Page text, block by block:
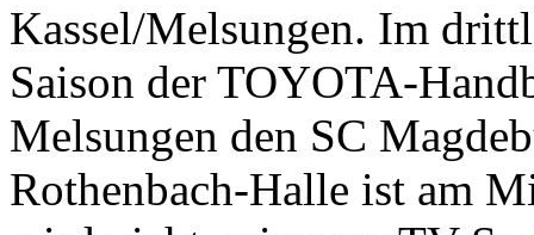
Kassel/Melsungen. Im
Saison der TOYOTA-
Melsungen den SC
Rothenbach-Halle ist am